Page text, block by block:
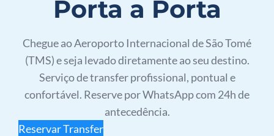
Porta a Porta
Chegue ao Aeroporto Internacional de São Tomé
(TMS) e seja levado diretamente ao seu destino.
Serviço de transfer profissional, pontual e
confortável. Reserve por WhatsApp com 24h de
antecedência.
Reservar Transfer